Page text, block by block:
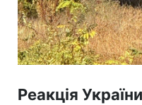
Реакція України